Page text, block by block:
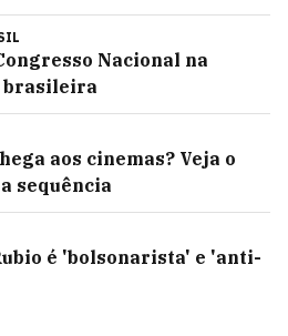
Nacional na
brasileira
aos cinemas? Veja o
sequência
é 'bolsonarista' e 'anti-